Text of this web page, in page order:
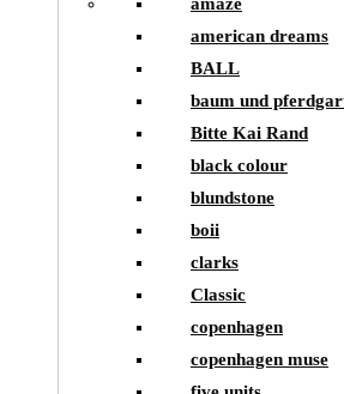
american dreams
BALL
baum und
Bitte Kai Rand
black colour
blundstone
boii
clarks
Classic
copenhagen
copenhagen muse